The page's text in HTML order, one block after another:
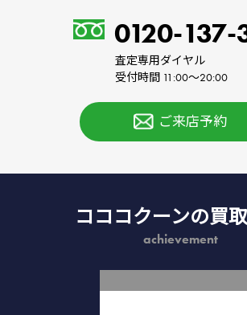
0120-137-
査定専用ダイヤル
受付時間 11:00～20:00
ご来店予約
コココクーンの買
achievement